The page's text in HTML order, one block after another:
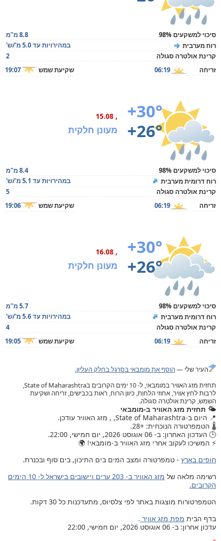
סיכוי למשקעים 98%
8.8 מ"מ
רוח מערבית
במהירויות עד 5.0 מ'/ש'
קרינת אולטרה סגולה
2
זריחה
06:19 שקיעת שמש 19:07
+30°
+26°
, 15.08
מעונן חלקית
סיכוי למשקעים 98%
8.4 מ"מ
רוח דרומית מערבית
במהירויות עד 5.1 מ'/ש'
קרינת אולטרה סגולה
5
זריחה
06:19 שקיעת שמש 19:06
+30°
+26°
, 16.08
מעונן חלקית
סיכוי למשקעים 98%
5.7 מ"מ
רוח דרומית מערבית
במהירויות עד 5.6 מ'/ש'
קרינת אולטרה סגולה
4
זריחה
06:19 שקיעת שמש 19:05
העיר שלי —הוסף את מומבאי בסרגל בחלק העליון.
תחזית מזג האוויר במומבאי, ל- 10 ימים הקרובים בState of Maharashtra,
לרבות לחץ אוויר, אחוזי הלחות, כיוון הרוח, ראות בכבישים, זריחה ושקיעת
השמש, קרינת אולטרה סגולה.
🌤️ תחזית מזג האוויר ב-מומבאי
📍 היום ב-State of Maharashtra, , מזג האוויר עודכן.
🌡️ הטמפרטורה הנוכחית: +28.
🕒 העדכון האחרון: ב- 06 אוגוסט 2026, יום חמישי, 22:00.
⚡ המשיכו לעקוב אחרי מזג האוויר ב-מומבאי! 🌍
חופים בארץ - טמפרטורה ומצב המים בים התיכון, בים סוף ובכנרת.
רשימה מלאה של
מזג האוויר ב- 203 ערים ויישובים בישראל ל- 10 הימים
הקרובים.
הטמפרטורות מוצגות באתר לפי צלסיוס, מתעדכנות כל 30 דקות.
בדף הבית מפת מזג אוויר .
עדכון אחרון: ב- 06 אוגוסט 2026, יום חמישי, 22:00